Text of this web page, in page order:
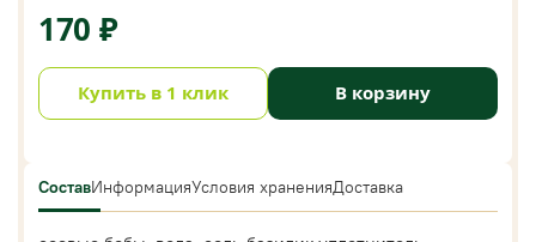
170 ₽
В корзину
Купить в 1 клик
СоставИнформацияУсловия храненияДоставка